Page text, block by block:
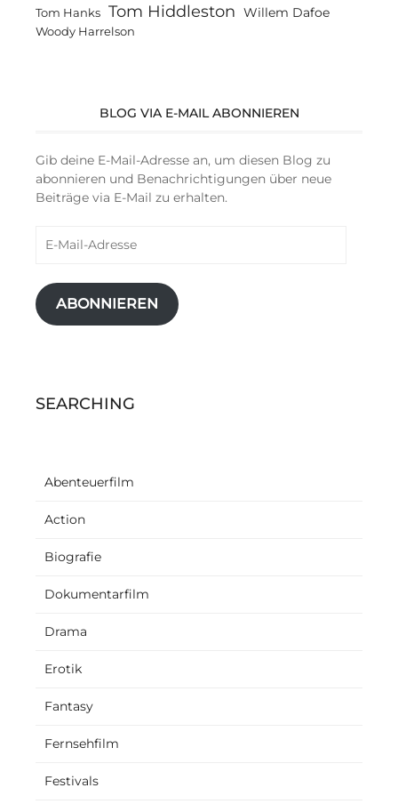
Tom Hanks Tom Hiddleston Willem Dafoe
Woody Harrelson
BLOG VIA E-MAIL ABONNIEREN
Gib deine E-Mail-Adresse an, um diesen Blog zu
abonnieren und Benachrichtigungen über neue
Beiträge via E-Mail zu erhalten.
Mail-
ABONNIEREN
SEARCHING
Abenteuerfilm
Action
Biografie
Dokumentarfilm
Drama
Erotik
Fantasy
Fernsehfilm
Festivals